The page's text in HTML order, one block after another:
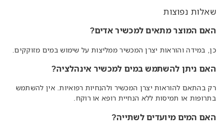
שאלות נפוצות
האם המוצר מתאים למכשיר אדים?
כן, במידה והוראות יצרן המכשיר ממליצות על שימוש במים מזוקקים.
האם ניתן להשתמש במים למכשיר אינהלציה?
רק בהתאם להוראות יצרן המכשיר ולהנחיות רפואיות. אין להשתמש
בתרופות או תמיסות ללא הנחיית רופא או רוקח.
האם המים מיועדים לשתייה?